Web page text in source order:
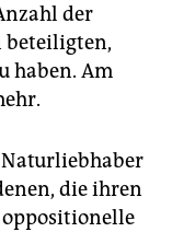
der
beteiligten,
haben. Am
die ihren
oppositionelle